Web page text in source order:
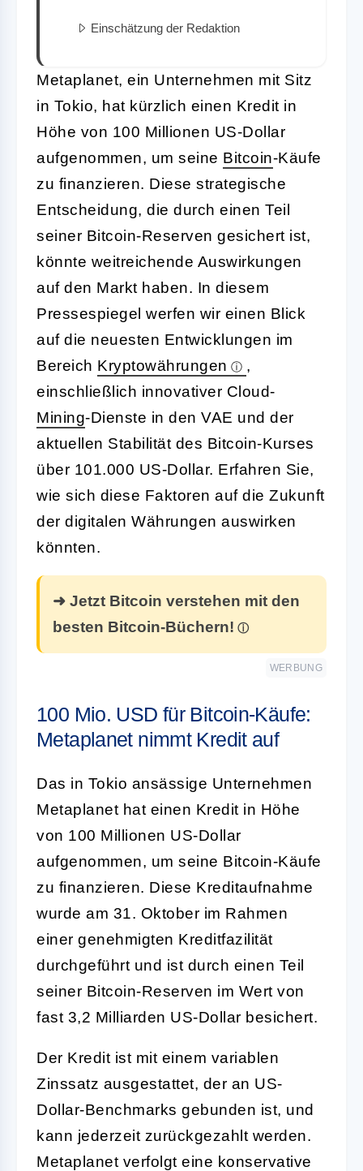
Einschätzung der Redaktion
Metaplanet, ein Unternehmen mit Sitz
in Tokio, hat kürzlich einen Kredit in
Höhe von 100 Millionen US-Dollar
aufgenommen, um seine Bitcoin-Käufe
zu finanzieren. Diese strategische
Entscheidung, die durch einen Teil
seiner Bitcoin-Reserven gesichert ist,
könnte weitreichende Auswirkungen
auf den Markt haben. In diesem
Pressespiegel werfen wir einen Blick
auf die neuesten Entwicklungen im
Bereich Kryptowährungen
,
einschließlich innovativer Cloud-
Mining-Dienste in den VAE und der
aktuellen Stabilität des Bitcoin-Kurses
über 101.000 US-Dollar. Erfahren Sie,
wie sich diese Faktoren auf die Zukunft
der digitalen Währungen auswirken
könnten.
➜ Jetzt Bitcoin verstehen mit den
besten Bitcoin-Büchern!
WERBUNG
100 Mio. USD für Bitcoin-Käufe:
Metaplanet nimmt Kredit auf
Das in Tokio ansässige Unternehmen
Metaplanet hat einen Kredit in Höhe
von 100 Millionen US-Dollar
aufgenommen, um seine Bitcoin-Käufe
zu finanzieren. Diese Kreditaufnahme
wurde am 31. Oktober im Rahmen
einer genehmigten Kreditfazilität
durchgeführt und ist durch einen Teil
seiner Bitcoin-Reserven im Wert von
fast 3,2 Milliarden US-Dollar besichert.
Der Kredit ist mit einem variablen
Zinssatz ausgestattet, der an US-
Dollar-Benchmarks gebunden ist, und
kann jederzeit zurückgezahlt werden.
Metaplanet verfolgt eine konservative